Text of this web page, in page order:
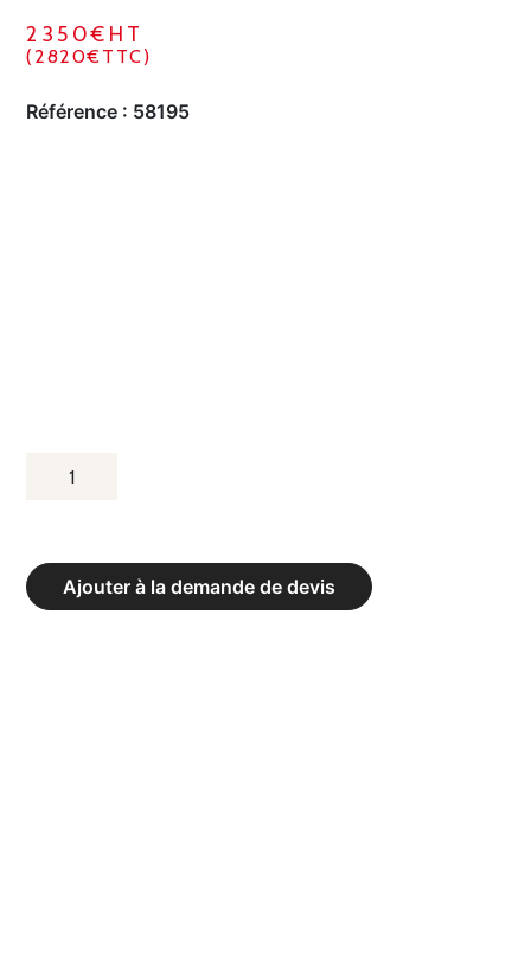
2350€HT
(2820€TTC)
Référence : 58195
Ajouter à la demande de devis
QUANTITÉ
DE
TENNIS